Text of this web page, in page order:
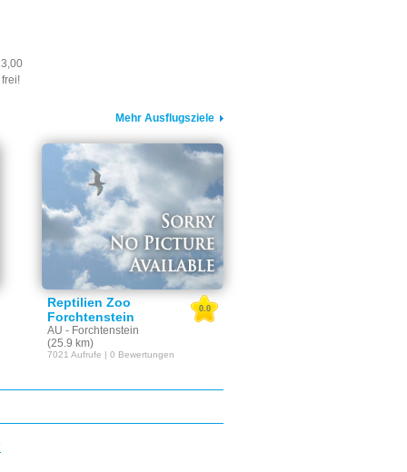
Mehr Ausflugsziele
Reptilien Zoo
Forchtenstein
AU - Forchtenstein
(25.9 km)
0.0
7021 Aufrufe | 0 Bewertungen